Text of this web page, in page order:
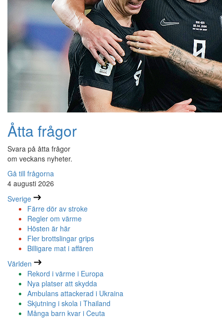
Åtta frågor
Svara på åtta frågor
om veckans nyheter.
Gå till frågorna
4 augusti 2026
Sverige
Färre dör av stroke
Regler om värme
Hösten är här
Fler brottslingar grips
Billigare mat i affären
Världen
Rekord i värme i Europa
Nya platser att skydda
Ambulans attackerad i Ukraina
Skjutning i skola i Thailand
Många barn kvar i Ceuta